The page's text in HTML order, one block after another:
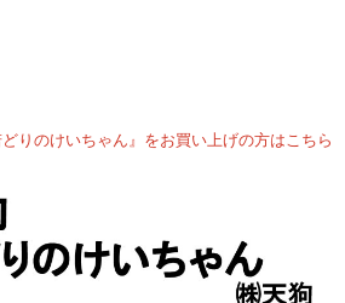
りのけいちゃん』をお買い上げの方はこちら